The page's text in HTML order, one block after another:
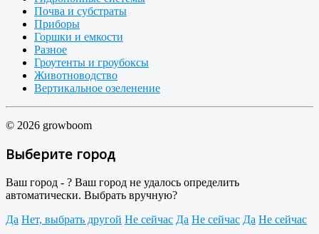
Почва и субстраты
Приборы
Горшки и емкости
Разное
Гроутенты и гроубоксы
Животноводство
Вертикальное озеленение
© 2026 growboom
Выберите город
Ваш город - ? Ваш город не удалось определить
автоматически. Выбрать вручную?
Да Нет, выбрать другой Не сейчас Да Не сейчас Да Не сейчас